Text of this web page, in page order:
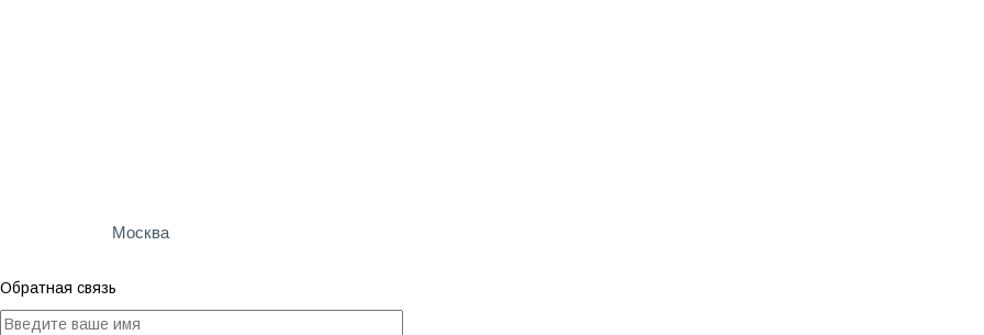
Москва
Обратная связь